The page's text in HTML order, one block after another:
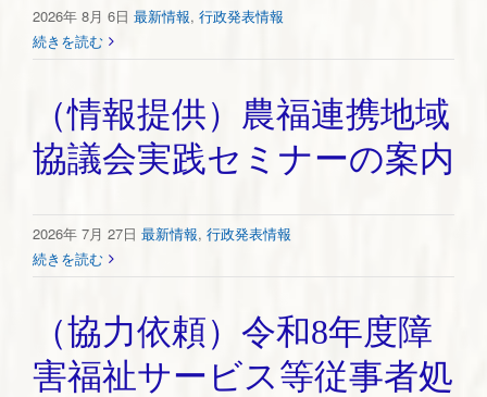
2026年 8月 6日 最新情報, 行政発表情報
続きを読む
（情報提供）農福連携地域
協議会実践セミナーの案内
2026年 7月 27日 最新情報, 行政発表情報
続きを読む
（協力依頼）令和8年度障
害福祉サービス等従事者処